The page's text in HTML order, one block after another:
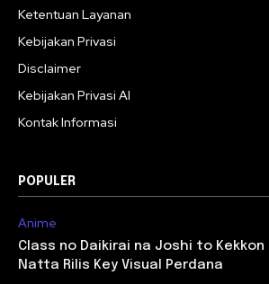
Ketentuan Layanan
Kebijakan Privasi
Disclaimer
Kebijakan Privasi AI
Kontak Informasi
POPULER
Anime
Class no Daikirai na Joshi to Kekkon
Natta Rilis Key Visual Perdana